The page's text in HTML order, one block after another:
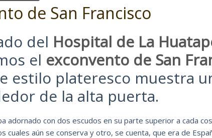
de San Francisco
del Hospital de La
el exconvento de San
estilo plateresco muestra
de la alta puerta.
adornado con dos escudos en su parte superior a cada
cuales aún se conserva y otro, se cuenta, que era de